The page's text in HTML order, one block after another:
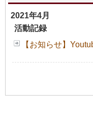
2021年4月
活動記録
【お知らせ】